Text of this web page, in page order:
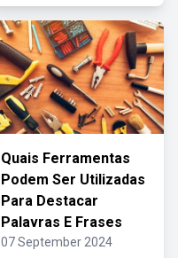
Quais Ferramentas
Podem Ser Utilizadas
Para Destacar
Palavras E Frases
07 September 2024